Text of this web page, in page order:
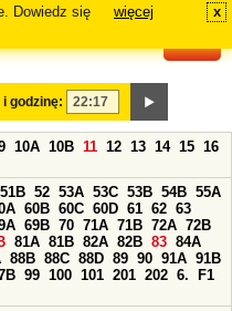
Dowiedz się
więcej x
i godzinę:
10A 10B 11 12 13 14 15 16
51B 52 53A 53C 53B 54B 55A
60B 60C 60D 61 62 63
69B 70 71A 71B 72A 72B
81A 81B 82A 82B 83 84A
88B 88C 88D 89 90 91A 91B
99 100 101 201 202 6.
F1